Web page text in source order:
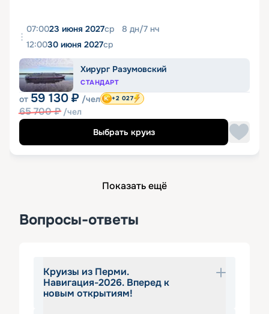
07:0023 июня 2027ср 8 дн/7 нч
12:0030 июня 2027ср
Хирург Разумовский
СТАНДАРТ
от 59 130 ₽ /чел
65 700₽ /чел
+2 027
Выбрать круиз
Показать ещё
Вопросы-ответы
Круизы из Перми.
Навигация-2026. Вперед к
новым открытиям!